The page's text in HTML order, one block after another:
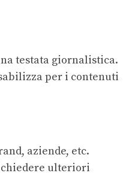
testata giornalistica.
per i contenuti
aziende, etc.
ulteriori